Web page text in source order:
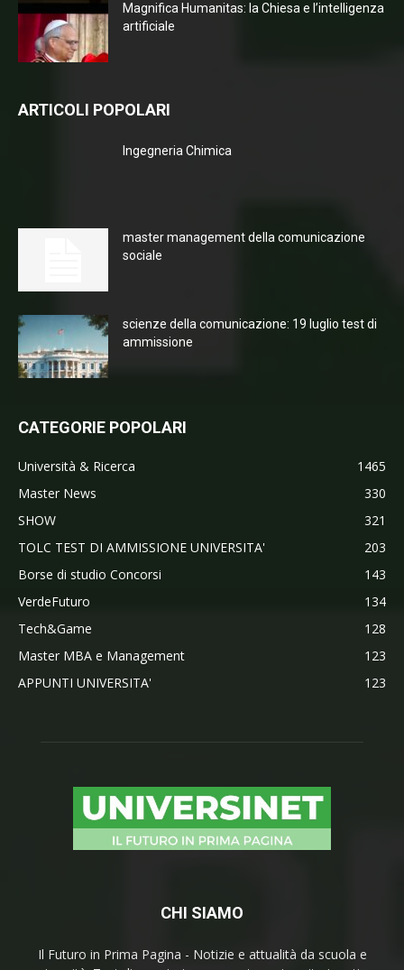
Magnifica Humanitas: la Chiesa e l’intelligenza
artificiale
ARTICOLI POPOLARI
Ingegneria Chimica
master management della comunicazione
sociale
scienze della comunicazione: 19 luglio test di
ammissione
CATEGORIE POPOLARI
Università & Ricerca
1465
Master News
330
SHOW
321
TOLC TEST DI AMMISSIONE UNIVERSITA'
203
Borse di studio Concorsi
143
VerdeFuturo
134
Tech&Game
128
Master MBA e Management
123
APPUNTI UNIVERSITA'
123
CHI SIAMO
Il Futuro in Prima Pagina - Notizie e attualità da scuola e